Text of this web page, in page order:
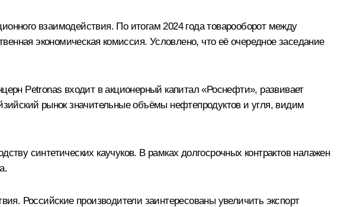
взаимодействия. По итогам 2024 года товарооборот между
экономическая комиссия. Условлено, что её очередное заседание
Petronas входит в акционерный капитал «Роснефти», развивает
рынок значительные объёмы нефтепродуктов и угля, видим
синтетических каучуков. В рамках долгосрочных контрактов налажен
Российские производители заинтересованы увеличить экспорт